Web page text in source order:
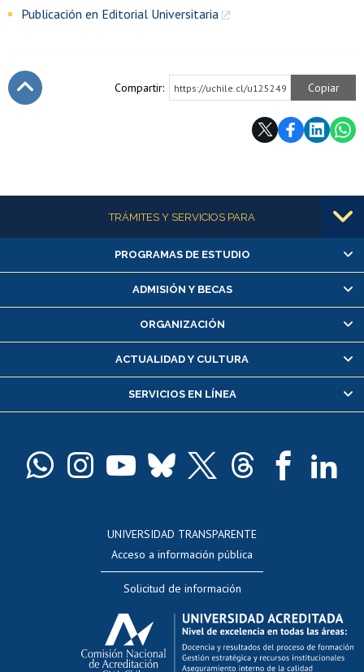
Publicación en Editorial Universitaria
Compartir: https://uchile.cl/u125249 Copiar
Más informaciónTRÁMITES Y SERVICIOS PARA
Alumnas/os y exalumnas/os
Matrícula en línea
Inscripción y cambio de asignaturas
Consulta y certificado de notas
Servicio médico y dental
Pago de arancel y crédito alumnos
Docentes
Perfeccionamiento
Editar Portafolio Académico
Evaluación docente
Calificación académica
Postulación al AUCAI
Funcionarias/os
PROGRAMAS DE ESTUDIO
ADMISIÓN Y BECAS
ORGANIZACIÓN
ACTUALIDAD Y CULTURA
SERVICIOS EN LÍNEA
UNIVERSIDAD TRANSPARENTE
Acceso a información pública
Solicitud de información